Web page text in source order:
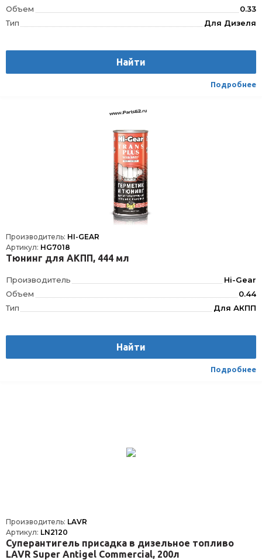
Объем
0.33
Тип
Для Дизеля
Найти
Подробнее
Производитель: HI-GEAR
Артикул: HG7018
Тюнинг для АКПП, 444 мл
Производитель
Hi-Gear
Объем
0.44
Тип
Для АКПП
Найти
Подробнее
Производитель: LAVR
Артикул: LN2120
Суперантигель присадка в дизельное топливо
LAVR Super Antigel Commercial, 200л